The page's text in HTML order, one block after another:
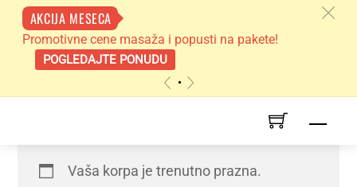
AKCIJA MESECA
Promotivne cene masaža i popusti na pakete!
POGLEDAJTE PONUDU
c
Vaša korpa je trenutno prazna.